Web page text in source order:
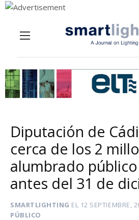
Diputación de
cerca de los 2
alumbrado
antes del 31 de
SMARTLIGHTING EL 12 SEPTIEMBRE,
PÚBLICO